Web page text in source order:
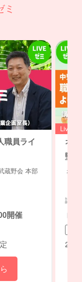
職員ライ
蔵野会 本部
開催
Liveゼ
オ
堅
ミ
講師
ト・